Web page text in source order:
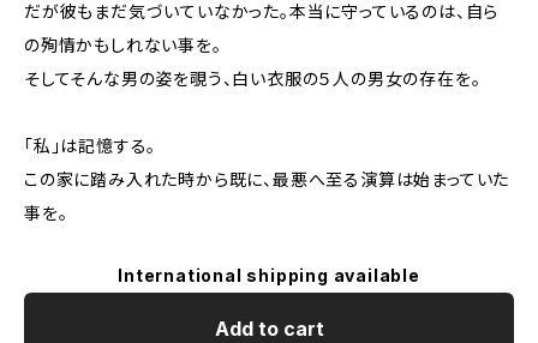
だが彼もまだ気づいていなかった。本当に守っているのは、自ら
の殉情かもしれない事を。
そしてそんな男の姿を覗う、白い衣服の５人の男女の存在を。
「私」は記憶する。
この家に踏み入れた時から既に、最悪へ至る演算は始まっていた
事を。
International shipping available
Add to cart